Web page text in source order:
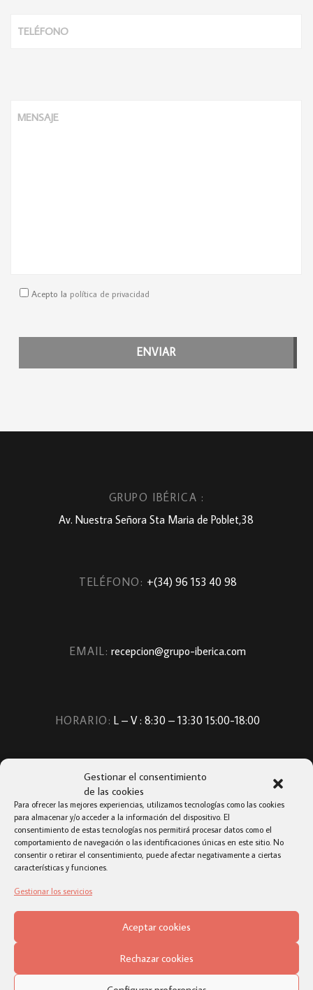
Gestionar el consentimiento
de las cookies
Para ofrecer las mejores experiencias, utilizamos tecnologías como las cookies
para almacenar y/o acceder a la información del dispositivo. El
consentimiento de estas tecnologías nos permitirá procesar datos como el
comportamiento de navegación o las identificaciones únicas en este sitio. No
consentir o retirar el consentimiento, puede afectar negativamente a ciertas
características y funciones.
Gestionar los servicios
Aceptar cookies
Rechazar cookies
TELÉFONO
MENSAJE
Acepto la política de privacidad
ENVIAR
GRUPO IBÉRICA :
Av. Nuestra Señora Sta Maria de Poblet,38
TELÉFONO: +(34) 96 153 40 98
EMAIL: recepcion@grupo-iberica.com
HORARIO: L – V : 8:30 – 13:30 15:00-18:00